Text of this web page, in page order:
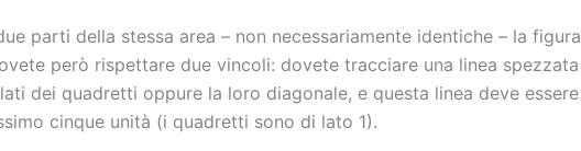
parti della stessa area – non necessariamente identiche – la figura
però rispettare due vincoli: dovete tracciare una linea spezzata
dei quadretti oppure la loro diagonale, e questa linea deve essere
cinque unità (i quadretti sono di lato 1).